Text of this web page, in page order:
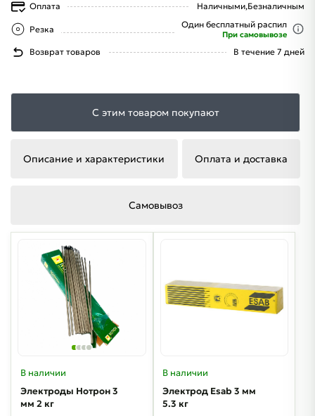
Оплата Наличными,Безналичным
Резка Один бесплатный распил
При самовывозе
Возврат товаров В течение 7 дней
С этим товаром покупают
Описание и характеристики Оплата и доставка
Самовывоз
В наличии
Электроды Нотрон 3
мм 2 кг
В наличии
Электрод Esab 3 мм
5.3 кг